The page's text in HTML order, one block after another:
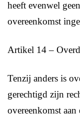
heeft evenwel
overeenkomst
Artikel 14 –
Tenzij anders is
gerechtigd zijn
overeenkomst aan